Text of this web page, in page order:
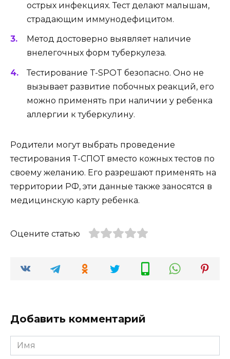
острых инфекциях. Тест делают малышам,
страдающим иммунодефицитом.
Метод достоверно выявляет наличие
внелегочных форм туберкулеза.
Тестирование T-SPOT безопасно. Оно не
вызывает развитие побочных реакций, его
можно применять при наличии у ребенка
аллергии к туберкулину.
Родители могут выбрать проведение
тестирования Т-СПОТ вместо кожных тестов по
своему желанию. Его разрешают применять на
территории РФ, эти данные также заносятся в
медицинскую карту ребенка.
Оцените статью
Добавить комментарий
Имя
*